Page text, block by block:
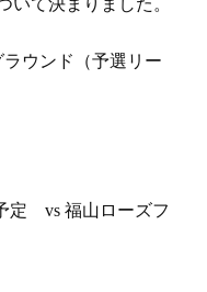
いて決まりました。
ウンド（予選リー
定 vs 福山ローズフ